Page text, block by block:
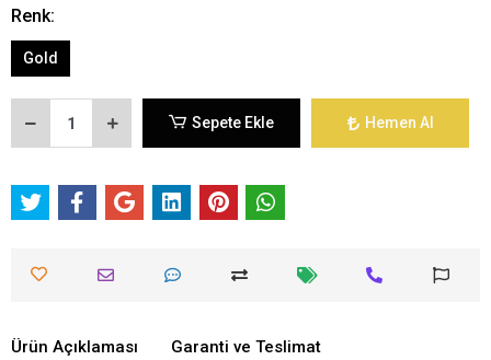
Renk:
Gold
Sepete Ekle Hemen Al
Ürün Açıklaması Garanti ve Teslimat